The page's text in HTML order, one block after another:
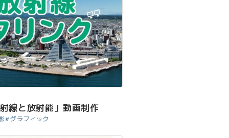
線と放射能」動画制作
グラフィック